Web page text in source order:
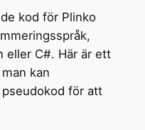
kod för Plinko
eller C#. Här är ett
kan
för att